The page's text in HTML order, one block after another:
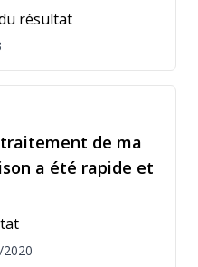
résultat
de ma
a été rapide et